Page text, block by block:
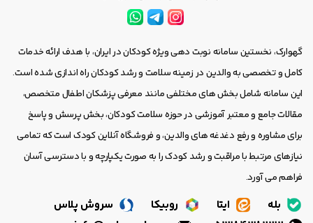
گهوارک، نخستین سامانه نوبت دهی ویژه کودکان در ایران، با هدف ارائه خدمات
کامل و تخصصی به والدین در زمینه سلامت و رشد کودکان راه اندازی شده است.
این سامانه شامل بخش های مختلفی مانند معرفی پزشکان اطفال متخصص،
مقالات جامع و معتبر آموزشی در حوزه سلامت کودکان، بخش پرسش و پاسخ
برای مشاوره و رفع دغدغه های والدین، و فروشگاه آنلاین کودک است که تمامی
نیازهای مرتبط با مراقبت و رشد کودک را به صورت یکپارچه و با دسترسی آسان
فراهم می آورد.
بله ایتا روبیکا
سروش پلاس